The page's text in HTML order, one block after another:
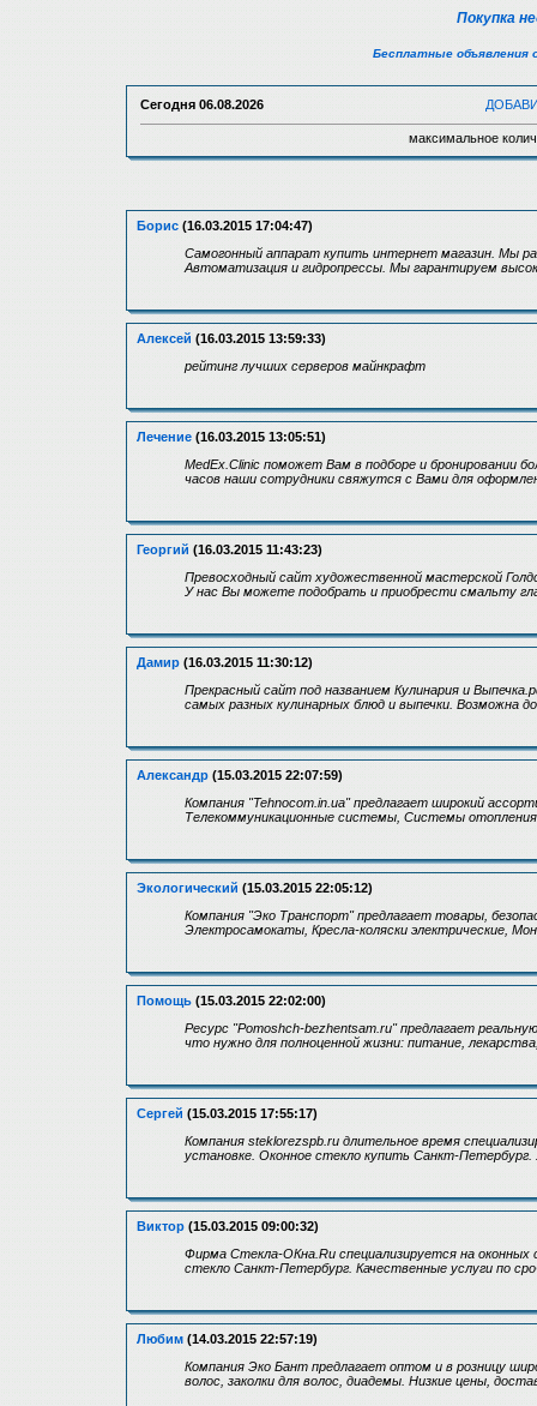
Покупка
Бесплатные объявления
Сегодня 06.08.2026
максимальное
Борис (16.03.2015 17:04:47)
Самогонный аппарат купить интернет магазин. Мы
Автоматизация и гидропрессы. Мы гарантируем
Алексей (16.03.2015 13:59:33)
рейтинг лучших серверов майнкрафт
Лечение (16.03.2015 13:05:51)
MedEx.Clinic поможет Вам в подборе и бронировании
часов наши сотрудники свяжутся с Вами для
Георгий (16.03.2015 11:43:23)
Превосходный сайт художественной мастерской
У нас Вы можете подобрать и приобрести смальту
Дамир (16.03.2015 11:30:12)
Прекрасный сайт под названием Кулинария и
самых разных кулинарных блюд и выпечки. Возможна
Александр (15.03.2015 22:07:59)
Компания "Tehnocom.in.ua" предлагает широкий
Телекоммуникационные системы, Системы
Экологический (15.03.2015 22:05:12)
Компания "Эко Транспорт" предлагает товары,
Электросамокаты, Кресла-коляски электрические,
Помощь (15.03.2015 22:02:00)
Ресурс "Pomoshch-bezhentsam.ru" предлагает
что нужно для полноценной жизни: питание,
Сергей (15.03.2015 17:55:17)
Компания steklorezspb.ru длительное время
установке. Оконное стекло купить Санкт-
Виктор (15.03.2015 09:00:32)
Фирма Стекла-ОКна.Ru специализируется на оконных
стекло Санкт-Петербург. Качественные услуги по
Любим (14.03.2015 22:57:19)
Компания Эко Бант предлагает оптом и в розницу
волос, заколки для волос, диадемы. Низкие цены,